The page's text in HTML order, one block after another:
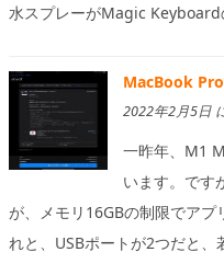
水スプレーがMagic Keyboard
MacBook
2022年2月5日
一昨年、M1
います。です
が、メモリ16GBの制限でア
れと、USBポートが2つだと、